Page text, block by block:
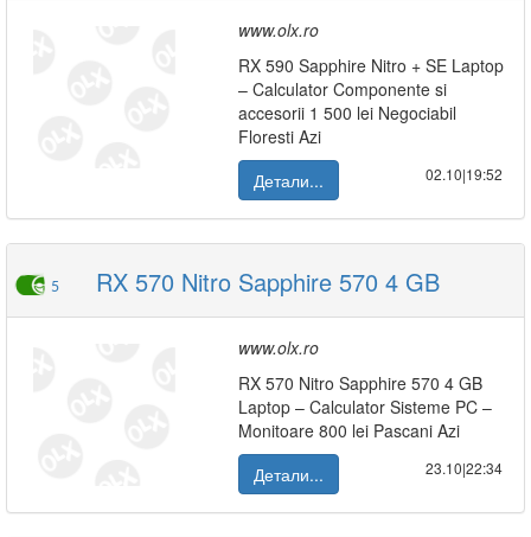
www.olx.ro
RX 590 Sapphire Nitro + SE Laptop
– Calculator Componente si
accesorii 1 500 lei Negociabil
Floresti Azi
Детали...
02.10|19:52
5 RX 570 Nitro Sapphire 570 4 GB
www.olx.ro
RX 570 Nitro Sapphire 570 4 GB
Laptop – Calculator Sisteme PC –
Monitoare 800 lei Pascani Azi
Детали...
23.10|22:34